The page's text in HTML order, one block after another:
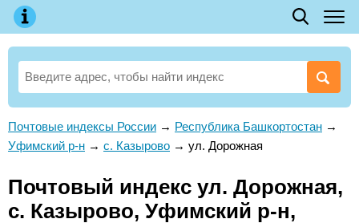
Почтовые индексы России → Республика Башкортостан →
Уфимский р-н → с. Казырово → ул. Дорожная
Почтовый индекс ул. Дорожная,
с. Казырово, Уфимский р-н,